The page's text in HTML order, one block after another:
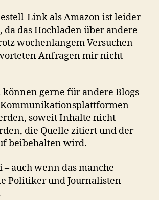
Link als Amazon ist leider
das Hochladen über andere
wochenlangem Versuchen
Anfragen mir nicht
gerne für andere Blogs
Kommunikationsplattformen
soweit Inhalte nicht
die Quelle zitiert und der
beibehalten wird.
auch wenn das manche
Politiker und Journalisten